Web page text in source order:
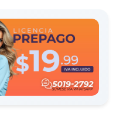
ejercerá el control de
de esta Ley, de acuerdo
para lo cual rendirá los
y dictará las